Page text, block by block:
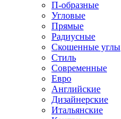
П-образные
Угловые
Прямые
Радиусные
Скошенные углы
Стиль
Современные
Евро
Английские
Дизайнерские
Итальянские